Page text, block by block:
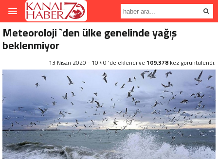
Meteoroloji `den ülke genelinde yağış
beklenmiyor
13 Nisan 2020 - 10:40 'de eklendi ve 109.378 kez görüntülendi.